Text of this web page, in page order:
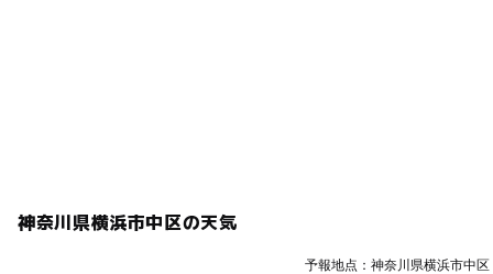
神奈川県横浜市中区の天気
予報地点：神奈川県横浜市中区